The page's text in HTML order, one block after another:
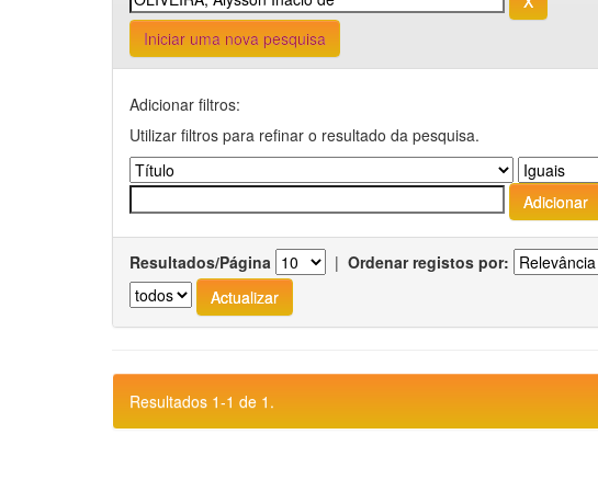
Iniciar uma nova pesquisa
Adicionar filtros:
Utilizar filtros para refinar o resultado da pesquisa.
Resultados/Página | Ordenar registos por:
Resultados 1-1 de 1.